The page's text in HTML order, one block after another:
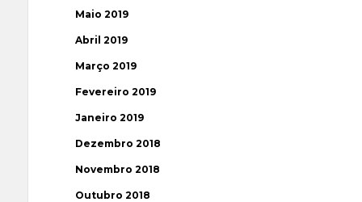
Maio 2019
Abril 2019
Março 2019
Fevereiro 2019
Janeiro 2019
Dezembro 2018
Novembro 2018
Outubro 2018